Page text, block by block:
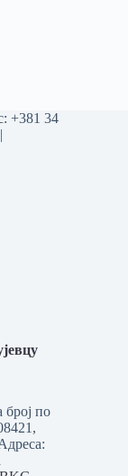
+381 34
|
по